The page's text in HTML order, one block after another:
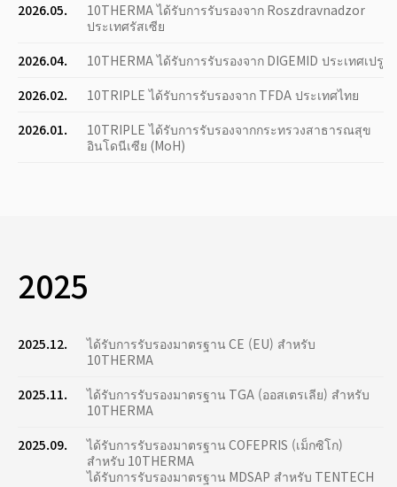
2026.05.
10THERMA ได้รับการรับรองจาก Roszdravnadzor
ประเทศรัสเซีย
2026.04.
10THERMA ได้รับการรับรองจาก DIGEMID ประเทศเปรู
2026.02.
10TRIPLE ได้รับการรับรองจาก TFDA ประเทศไทย
2026.01.
10TRIPLE ได้รับการรับรองจากกระทรวงสาธารณสุข
อินโดนีเซีย (MoH)
2025
2025.12.
ได้รับการรับรองมาตรฐาน CE (EU) สำหรับ
10THERMA
2025.11.
ได้รับการรับรองมาตรฐาน TGA (ออสเตรเลีย) สำหรับ
10THERMA
2025.09.
ได้รับการรับรองมาตรฐาน COFEPRIS (เม็กซิโก)
สำหรับ 10THERMA
ได้รับการรับรองมาตรฐาน MDSAP สำหรับ TENTECH